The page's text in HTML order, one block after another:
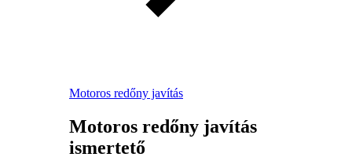
Motoros redőny javítás
Motoros redőny javítás
ismertető